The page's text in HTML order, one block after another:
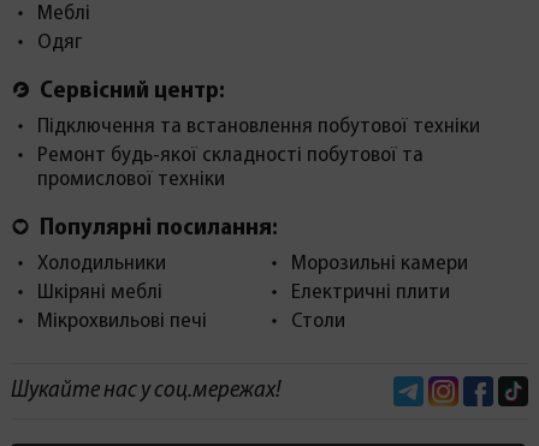
Меблі
Одяг
Сервісний центр:
Підключення та встановлення побутової техніки
Ремонт будь-якої складності побутової та
промислової техніки
Популярні посилання:
Холодильники
Шкіряні меблі
Мікрохвильові печі
Морозильні камери
Електричні плити
Столи
Шукайте нас у соц.мережах! TelegramInstagram